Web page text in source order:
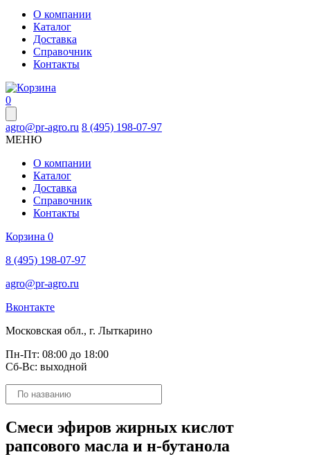
О компании
Каталог
Доставка
Справочник
Контакты
0
agro@pr-agro.ru 8 (495) 198-07-97
МЕНЮ
О компании
Каталог
Доставка
Справочник
Контакты
Корзина 0
8 (495) 198-07-97
agro@pr-agro.ru
Вконтакте
Московская обл., г. Лыткарино
Пн-Пт: 08:00 до 18:00
Сб-Вс: выходной
Поиск
товаров
Смеси эфиров жирных кислот
рапсового масла и н-бутанола